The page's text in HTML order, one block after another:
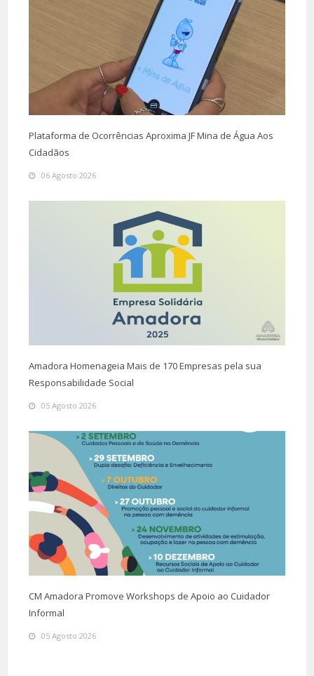
Plataforma de Ocorrências Aproxima JF Mina de Água Aos
Cidadãos
06 Agosto 2026
Amadora Homenageia Mais de 170 Empresas pela sua
Responsabilidade Social
05 Agosto 2026
CM Amadora Promove Workshops de Apoio ao Cuidador
Informal
05 Agosto 2026